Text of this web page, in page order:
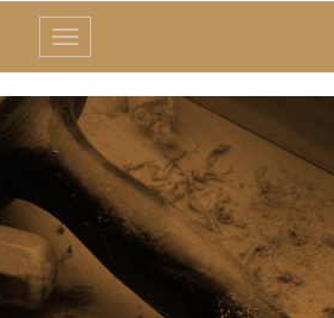
Toggle
navigation